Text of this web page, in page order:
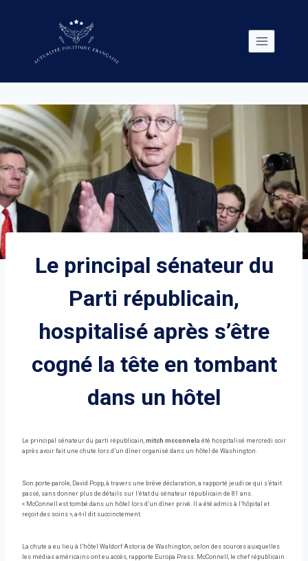
Le principal sénateur du
Parti républicain,
hospitalisé après s’être
cogné la tête en tombant
dans un hôtel
Le principal sénateur du parti républicain, mitch mcconnel a été hospitalisé mercredi soir
après avoir fait une chute lors d’un dîner organisé dans un hôtel de Washington.
Son porte-parole, David Popp, à travers une brève déclaration, a rapporté jeudi ce qui s’était
passé, sans donner plus de détails sur l’état du sénateur républicain de 81 ans.
« McConnell est tombé dans un hôtel lors d’un dîner privé. Il a été admis à l’hôpital et
reçoit des soins », a-t-il dit succinctement.
La chute a eu lieu à l’hôtel Waldorf Astoria de Washington, selon des sources auxquelles
les médias américains ont eu accès, rapporte Europa Press. McConnell, le chef républicain